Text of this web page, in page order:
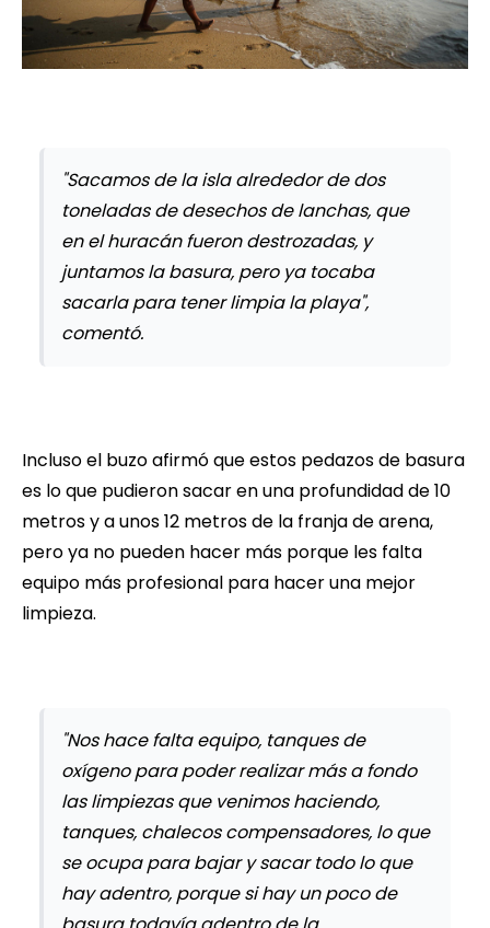
"Sacamos de la isla alrededor de dos
toneladas de desechos de lanchas, que
en el huracán fueron destrozadas, y
juntamos la basura, pero ya tocaba
sacarla para tener limpia la playa",
comentó.
Incluso el buzo afirmó que estos pedazos de basura
es lo que pudieron sacar en una profundidad de 10
metros y a unos 12 metros de la franja de arena,
pero ya no pueden hacer más porque les falta
equipo más profesional para hacer una mejor
limpieza.
"Nos hace falta equipo, tanques de
oxígeno para poder realizar más a fondo
las limpiezas que venimos haciendo,
tanques, chalecos compensadores, lo que
se ocupa para bajar y sacar todo lo que
hay adentro, porque si hay un poco de